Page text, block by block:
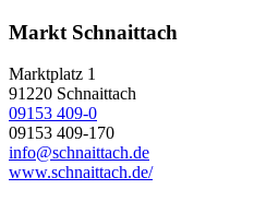
Markt Schnaittach
Marktplatz 1
91220 Schnaittach
09153 409-0
09153 409-170
info@schnaittach.de
www.schnaittach.de/